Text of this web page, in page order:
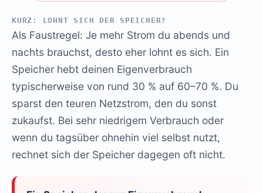
KURZ: LOHNT SICH DER SPEICHER?
Als Faustregel: Je mehr Strom du abends und
nachts brauchst, desto eher lohnt es sich. Ein
Speicher hebt deinen Eigenverbrauch
typischerweise von rund 30 % auf 60–70 %. Du
sparst den teuren Netzstrom, den du sonst
zukaufst. Bei sehr niedrigem Verbrauch oder
wenn du tagsüber ohnehin viel selbst nutzt,
rechnet sich der Speicher dagegen oft nicht.